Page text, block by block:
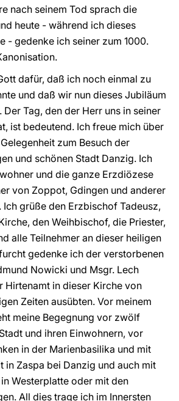
nach seinem Tod sprach die
heute - während ich dieses
- gedenke ich seiner zum 1000.
dafür, daß ich noch einmal zu
und daß wir nun dieses Jubiläum
Tag, den der Herr uns in seiner
ist bedeutend. Ich freue mich über
zum Besuch der
und schönen Stadt Danzig. Ich
und die ganze Erzdiözese
von Zoppot, Gdingen und anderer
Ich grüße den Erzbischof Tadeusz,
den Weihbischof, die Priester,
alle Teilnehmer an dieser heiligen
gedenke ich der verstorbenen
Nowicki und Msgr. Lech
Hirtenamt in dieser Kirche von
Zeiten ausübten. Vor meinem
meine Begegnung vor zwölf
und ihren Einwohnern, vor
in der Marienbasilika und mit
in Zaspa bei Danzig und auch mit
Westerplatte oder mit den
All dies trage ich im Innersten